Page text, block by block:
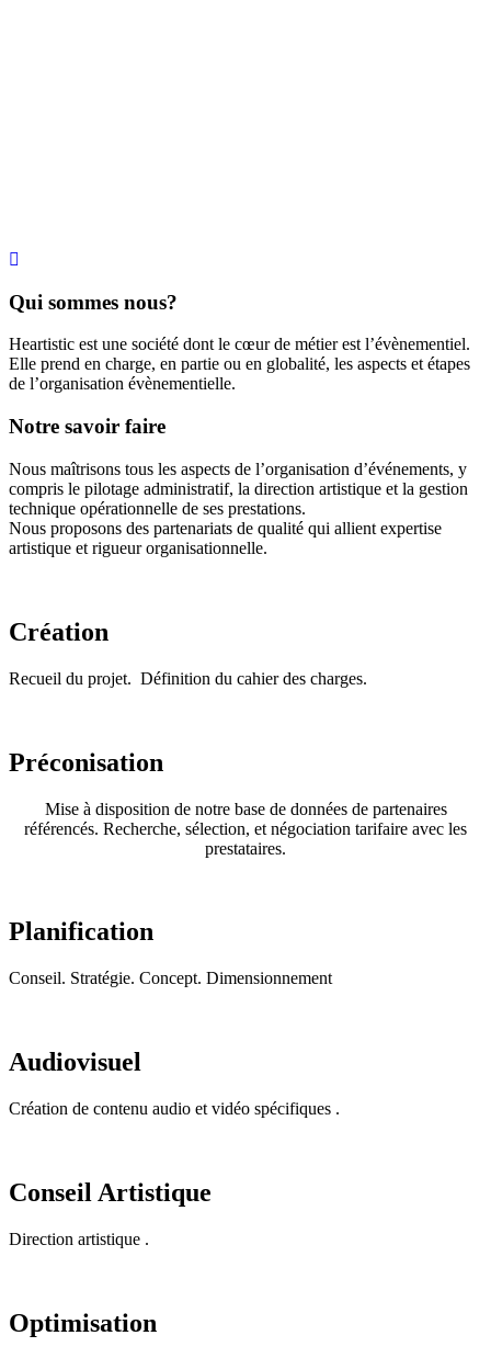
Qui sommes nous?
Heartistic est une société dont le cœur de métier est l’évènementiel.
Elle prend en charge, en partie ou en globalité, les aspects et étapes
de l’organisation évènementielle.
Notre savoir faire
Nous maîtrisons tous les aspects de l’organisation d’événements, y
compris le pilotage administratif, la direction artistique et la gestion
technique opérationnelle de ses prestations.
Nous proposons des partenariats de qualité qui allient expertise
artistique et rigueur organisationnelle.
Création
Recueil du projet. Définition du cahier des charges.
Préconisation
Mise à disposition de notre base de données de partenaires
référencés. Recherche, sélection, et négociation tarifaire avec les
prestataires.
Planification
Conseil. Stratégie. Concept. Dimensionnement
Audiovisuel
Création de contenu audio et vidéo spécifiques .
Conseil Artistique
Direction artistique .
Optimisation